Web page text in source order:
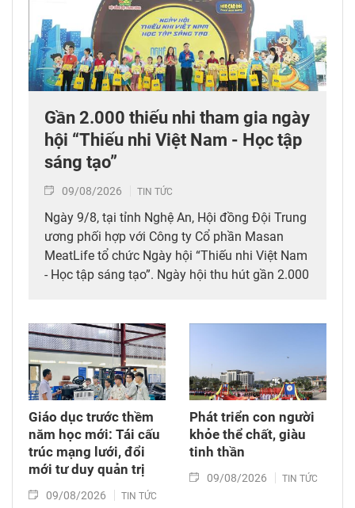
Gần 2.000 thiếu nhi tham gia ngày
hội “Thiếu nhi Việt Nam - Học tập
sáng tạo”
09/08/2026 TIN TỨC
Ngày 9/8, tại tỉnh Nghệ An, Hội đồng Đội Trung
ương phối hợp với Công ty Cổ phần Masan
MeatLife tổ chức Ngày hội “Thiếu nhi Việt Nam
- Học tập sáng tạo”. Ngày hội thu hút gần 2.000
với ca sĩ, nhân vật truyền cảm hứng và các trò
chơi sáng tạo… Đây là ngày hội đầu tiên trong
chuỗi hoạt động của Chương trình được triển
khai trên quy mô toàn quốc chào đón năm học
Giáo dục trước thềm
năm học mới: Tái cấu
trúc mạng lưới, đổi
mới tư duy quản trị
09/08/2026 TIN TỨC
Phát triển con người
khỏe thể chất, giàu
tinh thần
09/08/2026 TIN TỨC